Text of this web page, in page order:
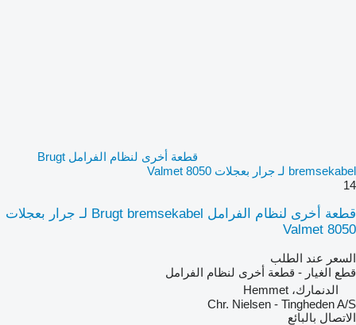
قطعة أخرى لنظام الفرامل Brugt
bremsekabel لـ جرار بعجلات Valmet 8050
14
قطعة أخرى لنظام الفرامل Brugt bremsekabel لـ جرار بعجلات
Valmet 8050
السعر عند الطلب
قطع الغيار - قطعة أخرى لنظام الفرامل
الدنمارك، Hemmet
Chr. Nielsen - Tingheden A/S
الاتصال بالبائع